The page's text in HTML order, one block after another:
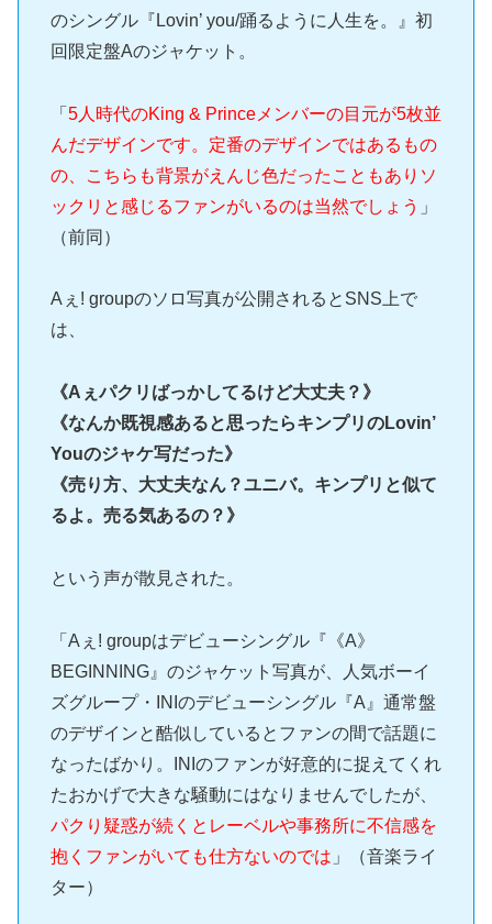
のシングル『Lovin’ you/踊るように人生を。』初
回限定盤Aのジャケット。
「 5人時代のKing & Princeメンバーの目元が5枚並
んだデザインです。定番のデザインではあるもの
の、こちらも背景がえんじ色だったこともありソ
ックリと感じるファンがいるのは当然でしょう 」
（前同）
Aぇ! groupのソロ写真が公開されるとSNS上で
は、
《Aぇパクリばっかしてるけど大丈夫？》
《なんか既視感あると思ったらキンプリのLovin’
Youのジャケ写だった》
《売り方、大丈夫なん？ユニバ。キンプリと似て
るよ。売る気あるの？》
という声が散見された。
「Aぇ! groupはデビューシングル『《A》
BEGINNING』のジャケット写真が、人気ボーイ
ズグループ・INIのデビューシングル『A』通常盤
のデザインと酷似しているとファンの間で話題に
なったばかり。INIのファンが好意的に捉えてくれ
たおかげで大きな騒動にはなりませんでしたが、
パクり疑惑が続くとレーベルや事務所に不信感を
抱くファンがいても仕方ないのでは 」（音楽ライ
ター）